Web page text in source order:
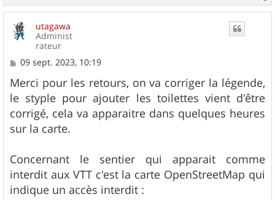
a
u
utagawa
Administ
rateur
M
s
s
a
g
e
09 sept. 2023, 10:19
Merci pour les retours, on va corriger la légende,
le styple pour ajouter les toilettes vient d'être
corrigé, cela va apparaitre dans quelques heures
sur la carte.
Concernant le sentier qui apparait comme
interdit aux VTT c'est la carte OpenStreetMap qui
indique un accès interdit :